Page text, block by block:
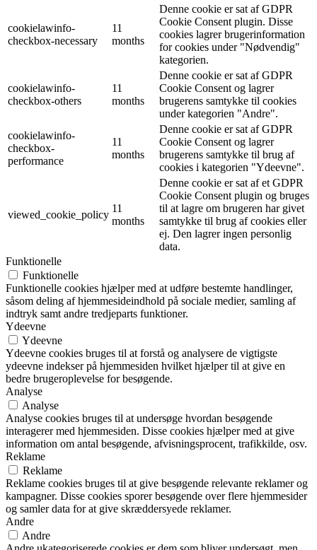
cookielawinfo-
checkbox-necessary
11
months
Denne cookie er sat af GDPR
Cookie Consent plugin. Disse
cookies lagrer brugerinformation
for cookies under "Nødvendig"
kategorien.
cookielawinfo-
checkbox-others
11
months
Denne cookie er sat af GDPR
Cookie Consent og lagrer
brugerens samtykke til cookies
under kategorien "Andre".
cookielawinfo-
checkbox-
performance
11
months
Denne cookie er sat af GDPR
Cookie Consent og lagrer
brugerens samtykke til brug af
cookies i kategorien "Ydeevne".
viewed_cookie_policy
11
months
Denne cookie er sat af et GDPR
Cookie Consent plugin og bruges
til at lagre om brugeren har givet
samtykke til brug af cookies eller
ej. Den lagrer ingen personlig
data.
Funktionelle
Funktionelle
Funktionelle cookies hjælper med at udføre bestemte handlinger,
såsom deling af hjemmesideindhold på sociale medier, samling af
indtryk samt andre tredjeparts funktioner.
Ydeevne
Ydeevne
Ydeevne cookies bruges til at forstå og analysere de vigtigste
ydeevne indekser på hjemmesiden hvilket hjælper til at give en
bedre brugeroplevelse for besøgende.
Analyse
Analyse
Analyse cookies bruges til at undersøge hvordan besøgende
interagerer med hjemmesiden. Disse cookies hjælper med at give
information om antal besøgende, afvisningsprocent, trafikkilde, osv.
Reklame
Reklame
Reklame cookies bruges til at give besøgende relevante reklamer og
kampagner. Disse cookies sporer besøgende over flere hjemmesider
og samler data for at give skræddersyede reklamer.
Andre
Andre